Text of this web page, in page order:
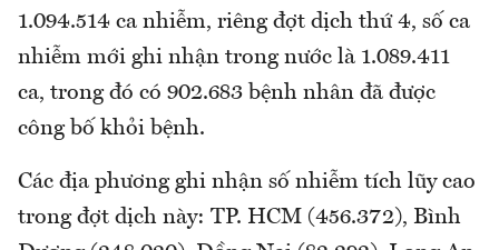
1.094.514 ca nhiễm, riêng đợt dịch thứ 4, số ca
nhiễm mới ghi nhận trong nước là 1.089.411
ca, trong đó có 902.683 bệnh nhân đã được
công bố khỏi bệnh.
Các địa phương ghi nhận số nhiễm tích lũy cao
trong đợt dịch này: TP. HCM (456.372), Bình